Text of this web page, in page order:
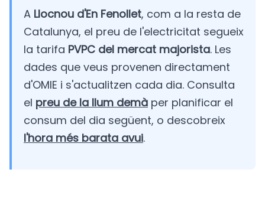
A Llocnou d'En Fenollet, com a la resta de
Catalunya, el preu de l'electricitat segueix
la tarifa PVPC del mercat majorista. Les
dades que veus provenen directament
d'OMIE i s'actualitzen cada dia. Consulta
el preu de la llum demà per planificar el
consum del dia següent, o descobreix
l'hora més barata avui.